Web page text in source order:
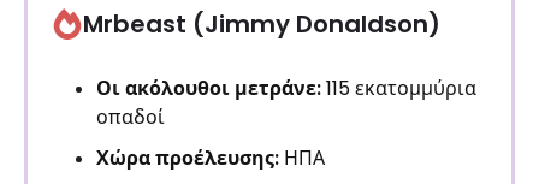
Mrbeast (Jimmy Donaldson)
Οι ακόλουθοι μετράνε:115 εκατομμύρια
οπαδοί
Χώρα προέλευσης: ΗΠΑ